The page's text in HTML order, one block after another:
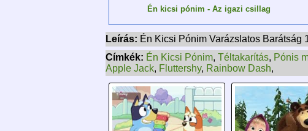
Én kicsi pónim - Az igazi csillag
Leírás: Én Kicsi Pónim Varázslatos Barátság
Címkék: Én Kicsi Pónim, Téltakarítás, Pónis
Apple Jack, Fluttershy, Rainbow Dash,